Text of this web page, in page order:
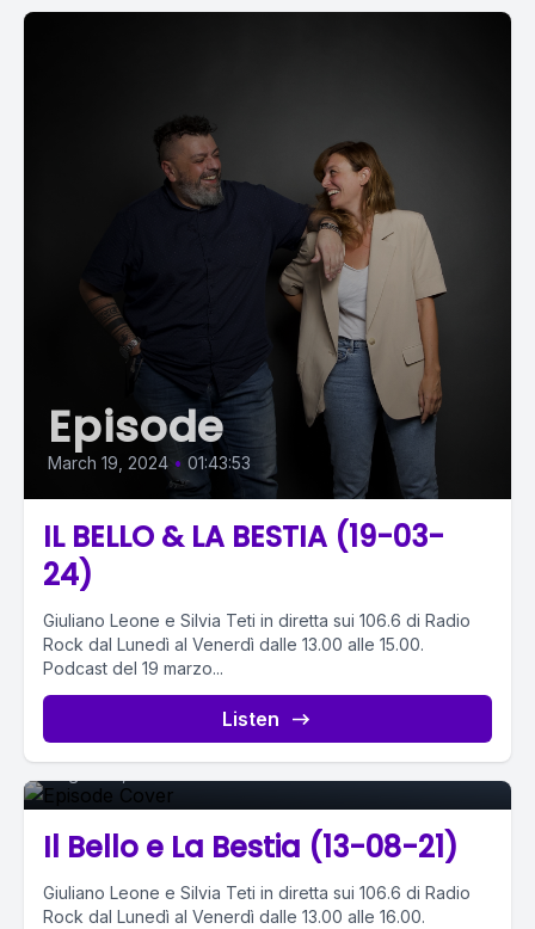
Episode
March 19, 2024 • 01:43:53
IL BELLO & LA BESTIA (19-03-
24)
Giuliano Leone e Silvia Teti in diretta sui 106.6 di Radio
Rock dal Lunedì al Venerdì dalle 13.00 alle 15.00.
Podcast del 19 marzo...
Listen
Episode 0
Il Bello e La Bestia (13-08-21)
Giuliano Leone e Silvia Teti in diretta sui 106.6 di Radio
Rock dal Lunedì al Venerdì dalle 13.00 alle 16.00.